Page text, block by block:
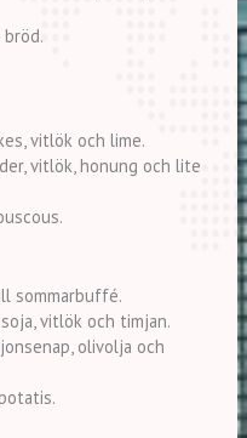
vitlök och lime.
vitlök, honung och lite
sommarbuffé.
vitlök och timjan.
olivolja och